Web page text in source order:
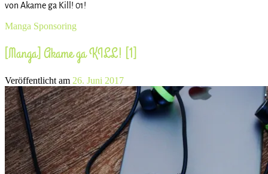
von Akame ga Kill! 01!
Manga Sponsoring
[Manga] Akame ga KILL! [1]
Veröffentlicht am 26. Juni 2017